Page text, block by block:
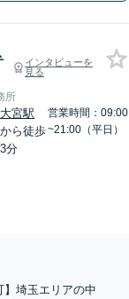
インタビューを
見る
所
大宮駅
から徒歩
3分
営業時間：09:00
~21:00（平日）
】埼玉エリアの中